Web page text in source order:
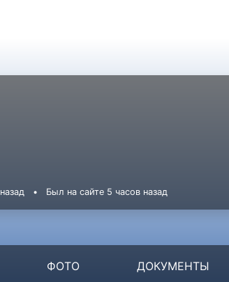
• Был на сайте 5 часов назад
ФОТО ДОКУМЕНТЫ